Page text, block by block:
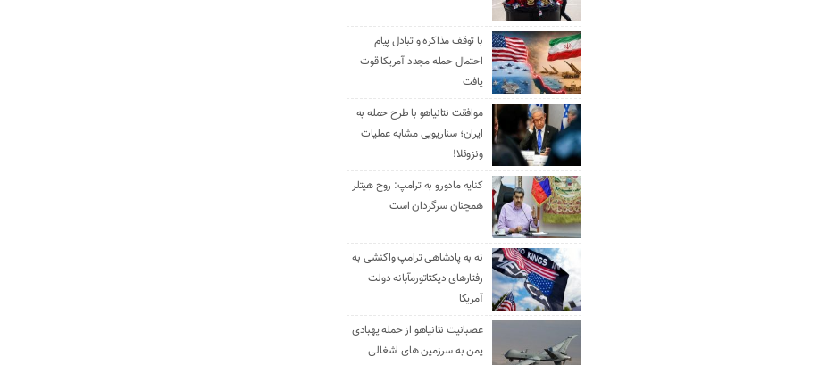
با توقف مذاکره و تبادل پیام
احتمال حمله مجدد آمریکا قوت
یافت
موافقت نتانیاهو با طرح حمله به
ایران؛ سناریویی مشابه عملیات
ونزوئلا!
کنایه مادورو به ترامپ: روح هیتلر
همچنان سرگردان است
نه به پادشاهی ترامپ واکنشی به
رفتارهای دیکتاتورمآبانه دولت
آمریکا
عصبانیت نتانیاهو از حمله پهبادی
یمن به سرزمین های اشغالی